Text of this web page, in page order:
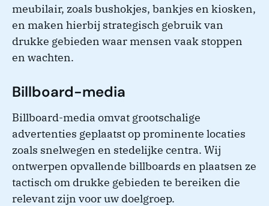
meubilair, zoals bushokjes, bankjes en kiosken,
en maken hierbij strategisch gebruik van
drukke gebieden waar mensen vaak stoppen
en wachten.
Billboard-media
Billboard-media omvat grootschalige
advertenties geplaatst op prominente locaties
zoals snelwegen en stedelijke centra. Wij
ontwerpen opvallende billboards en plaatsen ze
tactisch om drukke gebieden te bereiken die
relevant zijn voor uw doelgroep.